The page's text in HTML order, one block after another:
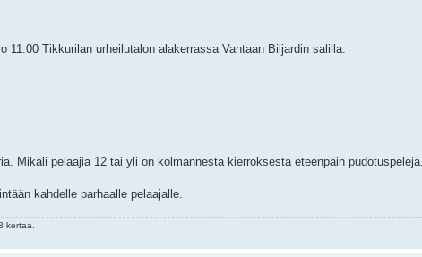
Tikkurilan urheilutalon alakerrassa Vantaan Biljardin salilla.
Mikäli pelaajia 12 tai yli on kolmannesta kierroksesta eteenpäin pudotuspelejä.
kahdelle parhaalle pelaajalle.
kertaa.